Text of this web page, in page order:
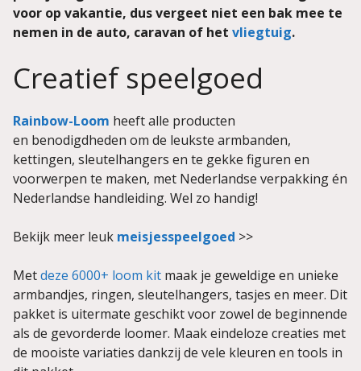
voor op vakantie, dus vergeet niet een bak mee te
nemen in de auto, caravan of het vliegtuig.
Creatief speelgoed
Rainbow-Loom heeft alle producten
en benodigdheden om de leukste armbanden,
kettingen, sleutelhangers en te gekke figuren en
voorwerpen te maken, met Nederlandse verpakking én
Nederlandse handleiding. Wel zo handig!
Bekijk meer leuk meisjesspeelgoed >>
Metdeze 6000+ loom kit maak je geweldige en unieke
armbandjes, ringen, sleutelhangers, tasjes en meer. Dit
pakket is uitermate geschikt voor zowel de beginnende
als de gevorderde loomer. Maak eindeloze creaties met
de mooiste variaties dankzij de vele kleuren en tools in